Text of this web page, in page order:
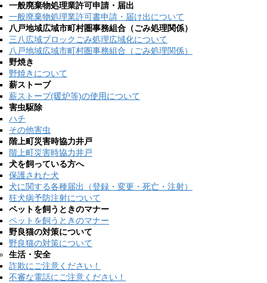
一般廃棄物処理業許可申請・届出
一般廃棄物処理業許可書申請・届け出について
八戸地域広域市町村圏事務組合（ごみ処理関係）
三八広域ブロックごみ処理広域化について
八戸地域広域市町村圏事務組合（ごみ処理関係）
野焼き
野焼きについて
薪ストーブ
薪ストーブ(暖炉等)の使用について
害虫駆除
ハチ
その他害虫
階上町災害時協力井戸
階上町災害時協力井戸
犬を飼っている方へ
保護された犬
犬に関する各種届出（登録・変更・死亡・注射）
狂犬病予防注射について
ペットを飼うときのマナー
ペットを飼うときのマナー
野良猫の対策について
野良猫の対策について
生活・安全
詐欺にご注意ください！
不審な電話にご注意ください！